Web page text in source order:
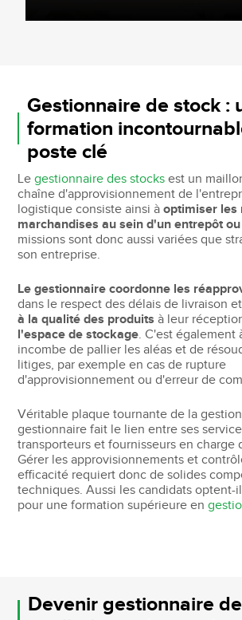
Gestionnaire de stock :
formation
poste clé
Legestionnaire des stocks est un
chaîne d'approvisionnement de
logistique consiste ainsi àoptimiser les
marchandises au sein d'un entrepôt
missions sont donc aussi variées que
son entreprise.
Le gestionnaire coordonne les
dans le respect des délais de livraison
à la qualité des produitsà leur
l'espace de stockage. C'est également
incombe de pallier les aléas et de
litiges, par exemple en cas de rupture
d'approvisionnement ou d'erreur de
Véritable plaque tournante de la
gestionnaire fait le lien entre ses
transporteurs et fournisseurs en charge
Gérer les approvisionnements et
efficacité requiert donc de solides
techniques. Aussi les candidats optent-
pour une formation supérieure en
Devenir gestionnaire